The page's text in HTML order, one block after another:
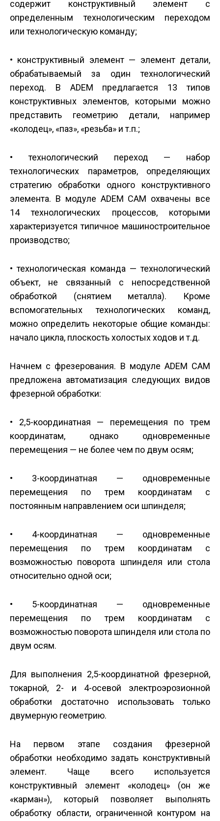
содержит конструктивный элемент с
определенным технологическим переходом
или технологическую команду;
• конструктивный элемент — элемент детали,
обрабатываемый за один технологический
переход. В ADEM предлагается 13 типов
конструктивных элементов, которыми можно
представить геометрию детали, например
«колодец», «паз», «резьба» и т.п.;
• технологический переход — набор
технологических параметров, определяющих
стратегию обработки одного конструктивного
элемента. В модуле ADEM CAM охвачены все
14 технологических процессов, которыми
характеризуется типичное машиностроительное
производство;
• технологическая команда — технологический
объект, не связанный с непосредственной
обработкой (снятием металла). Кроме
вспомогательных технологических команд,
можно определить некоторые общие команды:
начало цикла, плоскость холостых ходов и т.д.
Начнем с фрезерования. В модуле ADEM CAM
предложена автоматизация следующих видов
фрезерной обработки:
• 2,5-координатная — перемещения по трем
координатам, однако одновременные
перемещения — не более чем по двум осям;
• 3-координатная — одновременные
перемещения по трем координатам с
постоянным направлением оси шпинделя;
• 4-координатная — одновременные
перемещения по трем координатам с
возможностью поворота шпинделя или стола
относительно одной оси;
• 5-координатная — одновременные
перемещения по трем координатам с
возможностью поворота шпинделя или стола по
двум осям.
Для выполнения 2,5-координатной фрезерной,
токарной, 2- и 4-осевой электроэрозионной
обработки достаточно использовать только
двумерную геометрию.
На первом этапе создания фрезерной
обработки необходимо задать конструктивный
элемент. Чаще всего используется
конструктивный элемент «колодец» (он же
«карман»), который позволяет выполнять
обработку области, ограниченной контуром на